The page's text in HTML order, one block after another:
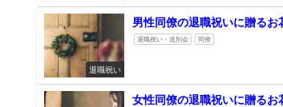
退職祝い
男性同僚の退職祝いに贈るお
退職祝い・送別会 同僚
女性同僚の退職祝いに贈るお